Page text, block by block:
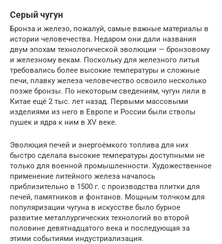
Серый чугун
Бронза и железо, пожалуй, самые важные материалы в
истории человечества. Недаром они дали названия
двум эпохам технологической эволюции — бронзовому
и железному векам. Поскольку для железного литья
требовались более высокие температуры и сложные
печи, плавку железа человечество освоило несколько
позже бронзы. По некоторым сведениям, чугун лили в
Китае ещё 2 тыс. лет назад. Первыми массовыми
изделиями из него в Европе и России были стволы
пушек и ядра к ним в XV веке.
Эволюция печей и энергоёмкого топлива для них
быстро сделала высокие температуры доступными не
только для военной промышленности. Художественное
применение литейного железа началось
приблизительно в 1500 г. с производства плитки для
печей, памятников и фонтанов. Мощным толчком для
популяризации чугуна в искусстве было бурное
развитие металлургических технологий во второй
половине девятнадцатого века и последующая за
этими событиями индустриализация.